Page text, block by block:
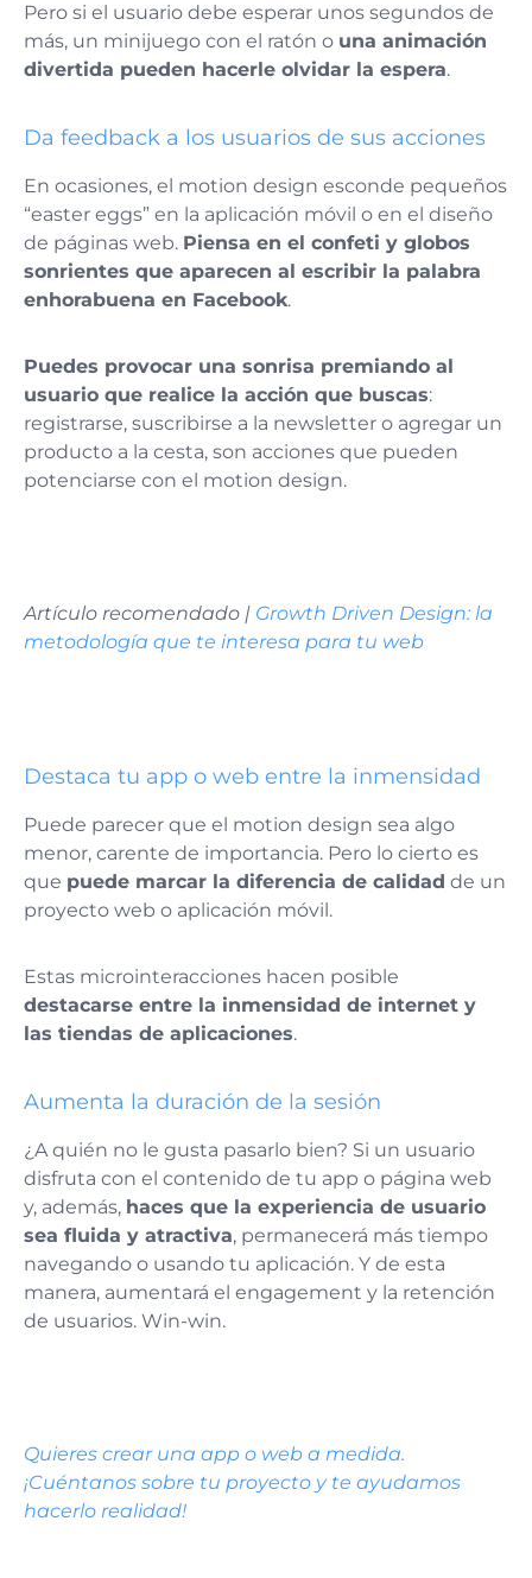
Pero si el usuario debe esperar unos segundos de
más, un minijuego con el ratón o una animación
divertida pueden hacerle olvidar la espera.
Da feedback a los usuarios de sus acciones
En ocasiones, el motion design esconde pequeños
“easter eggs” en la aplicación móvil o en el diseño
de páginas web. Piensa en el confeti y globos
sonrientes que aparecen al escribir la palabra
enhorabuena en Facebook.
Puedes provocar una sonrisa premiando al
usuario que realice la acción que buscas:
registrarse, suscribirse a la newsletter o agregar un
producto a la cesta, son acciones que pueden
potenciarse con el motion design.
Artículo recomendado | Growth Driven Design: la
metodología que te interesa para tu web
Destaca tu app o web entre la inmensidad
Puede parecer que el motion design sea algo
menor, carente de importancia. Pero lo cierto es
que puede marcar la diferencia de calidad de un
proyecto web o aplicación móvil.
Estas microinteracciones hacen posible
destacarse entre la inmensidad de internet y
las tiendas de aplicaciones.
Aumenta la duración de la sesión
¿A quién no le gusta pasarlo bien? Si un usuario
disfruta con el contenido de tu app o página web
y, además, haces que la experiencia de usuario
sea fluida y atractiva, permanecerá más tiempo
navegando o usando tu aplicación. Y de esta
manera, aumentará el engagement y la retención
de usuarios. Win-win.
Quieres crear una app o web a medida.
¡Cuéntanos sobre tu proyecto y te ayudamos
hacerlo realidad!